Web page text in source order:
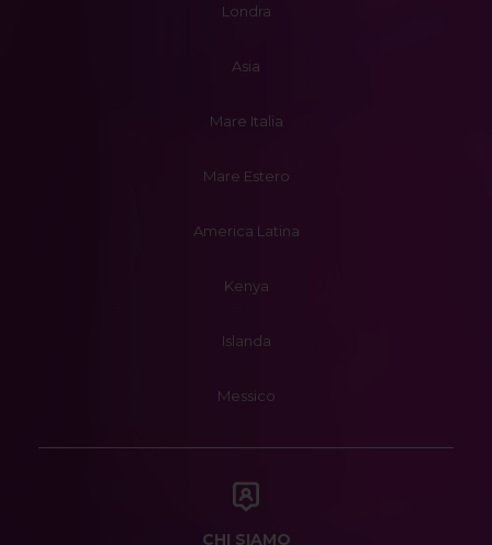
Londra
Asia
Mare Italia
Mare Estero
America Latina
Kenya
Islanda
Messico
CHI SIAMO